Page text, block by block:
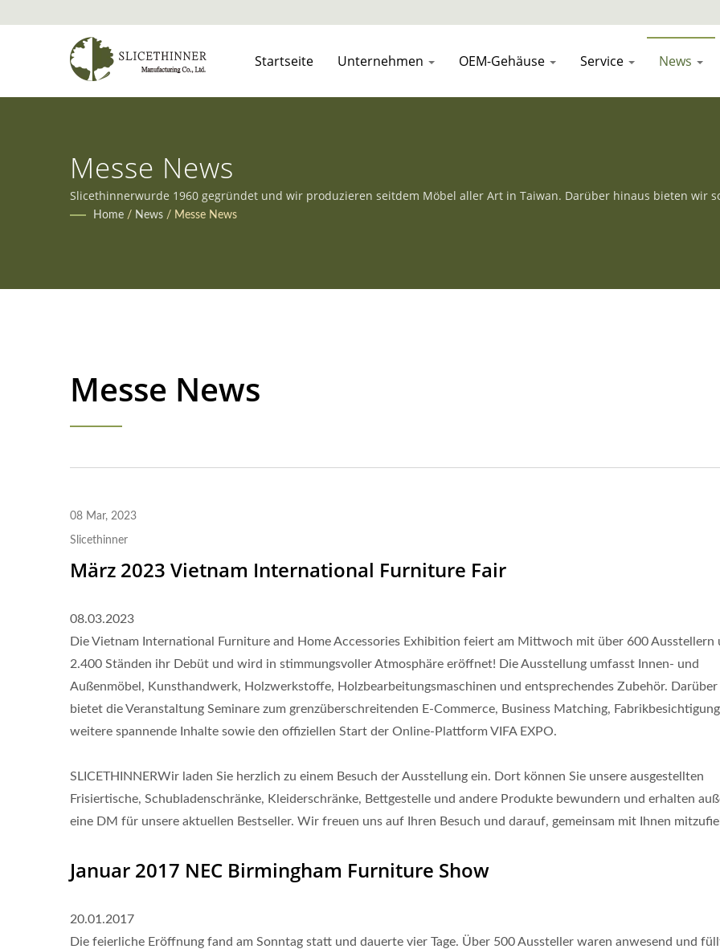
Startseite Unternehmen OEM-Gehäuse Service News
Messe News
Slicethinnerwurde 1960 gegründet und wir produzieren seitdem Möbel aller Art in Taiwan. Darüber hinaus bieten wir
den vielfältigen Anforderungen unserer Kunden gerecht zu werden.
Home / News / Messe News
Messe News
08 Mar, 2023
Slicethinner
März 2023 Vietnam International Furniture Fair
08.03.2023
Die Vietnam International Furniture and Home Accessories Exhibition feiert am Mittwoch mit über 600 Ausstellern
2.400 Ständen ihr Debüt und wird in stimmungsvoller Atmosphäre eröffnet! Die Ausstellung umfasst Innen- und
Außenmöbel, Kunsthandwerk, Holzwerkstoffe, Holzbearbeitungsmaschinen und entsprechendes Zubehör. Darüber
bietet die Veranstaltung Seminare zum grenzüberschreitenden E-Commerce, Business Matching,
weitere spannende Inhalte sowie den offiziellen Start der Online-Plattform VIFA EXPO.
SLICETHINNERWir laden Sie herzlich zu einem Besuch der Ausstellung ein. Dort können Sie unsere ausgestellten
Frisiertische, Schubladenschränke, Kleiderschränke, Bettgestelle und andere Produkte bewundern und erhalten
eine DM für unsere aktuellen Bestseller. Wir freuen uns auf Ihren Besuch und darauf, gemeinsam mit Ihnen
Januar 2017 NEC Birmingham Furniture Show
20.01.2017
Die feierliche Eröffnung fand am Sonntag statt und dauerte vier Tage. Über 500 Aussteller waren anwesend und
Schreibtisch